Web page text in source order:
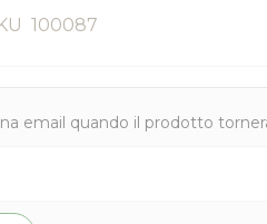
100087
email quando il prodotto